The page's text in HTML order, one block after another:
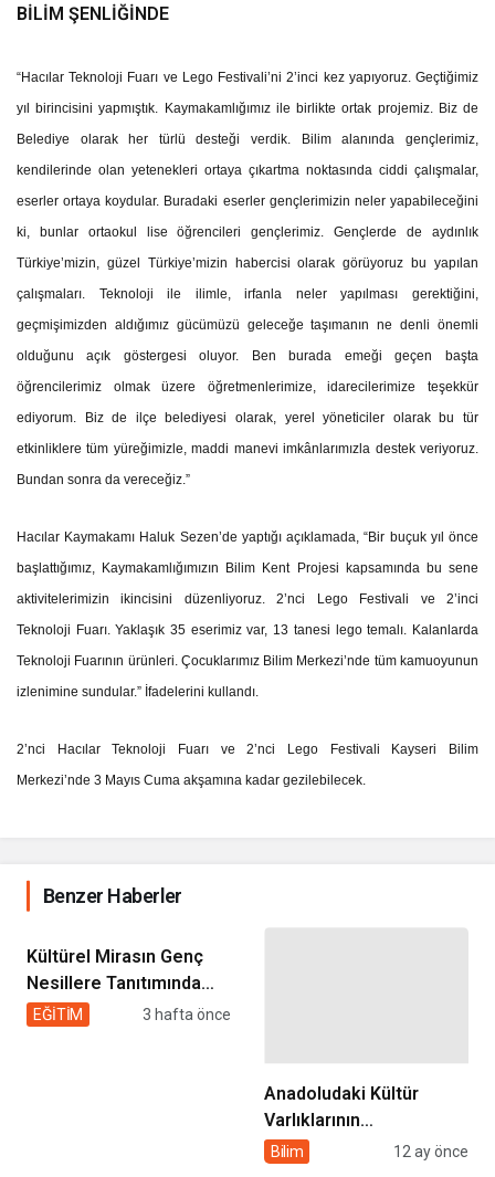
BİLİM ŞENLİĞİNDE
“Hacılar Teknoloji Fuarı ve Lego Festivali’ni 2’inci kez yapıyoruz. Geçtiğimiz
yıl birincisini yapmıştık. Kaymakamlığımız ile birlikte ortak projemiz. Biz de
Belediye olarak her türlü desteği verdik. Bilim alanında gençlerimiz,
kendilerinde olan yetenekleri ortaya çıkartma noktasında ciddi çalışmalar,
eserler ortaya koydular. Buradaki eserler gençlerimizin neler yapabileceğini
ki, bunlar ortaokul lise öğrencileri gençlerimiz. Gençlerde de aydınlık
Türkiye’mizin, güzel Türkiye’mizin habercisi olarak görüyoruz bu yapılan
çalışmaları. Teknoloji ile ilimle, irfanla neler yapılması gerektiğini,
geçmişimizden aldığımız gücümüzü geleceğe taşımanın ne denli önemli
olduğunu açık göstergesi oluyor. Ben burada emeği geçen başta
öğrencilerimiz olmak üzere öğretmenlerimize, idarecilerimize teşekkür
ediyorum. Biz de ilçe belediyesi olarak, yerel yöneticiler olarak bu tür
etkinliklere tüm yüreğimizle, maddi manevi imkânlarımızla destek veriyoruz.
Bundan sonra da vereceğiz.”
Hacılar Kaymakamı Haluk Sezen’de yaptığı açıklamada, “Bir buçuk yıl önce
başlattığımız, Kaymakamlığımızın Bilim Kent Projesi kapsamında bu sene
aktivitelerimizin ikincisini düzenliyoruz. 2’nci Lego Festivali ve 2’inci
Teknoloji Fuarı. Yaklaşık 35 eserimiz var, 13 tanesi lego temalı. Kalanlarda
Teknoloji Fuarının ürünleri. Çocuklarımız Bilim Merkezi’nde tüm kamuoyunun
izlenimine sundular.” İfadelerini kullandı.
2’nci Hacılar Teknoloji Fuarı ve 2’nci Lego Festivali Kayseri Bilim
Merkezi’nde 3 Mayıs Cuma akşamına kadar gezilebilecek.
Benzer Haberler
Kültürel Mirasın Genç
Nesillere Tanıtımında
Sivil Toplumun Etkisi
EĞİTİM 3 hafta önce
Anadoludaki Kültür
Varlıklarının
Korunmasında Sivil
Bilim 12 ay önce